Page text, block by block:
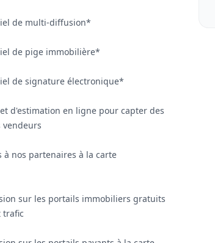
de multi-diffusion*
de pige immobilière*
de signature électronique*
d'estimation en ligne pour capter des
vendeurs
à nos partenaires à la carte
sur les portails immobiliers gratuits
trafic